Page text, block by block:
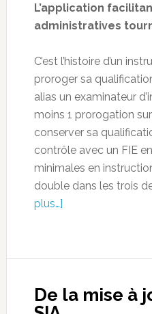
L’application
administratives
C’est l’histoire d’un
proroger sa
alias un examinateur
moins 1 prorogation
conserver sa
contrôle avec un FIE
minimales en
double dans les trois
plus…]
De la mise à